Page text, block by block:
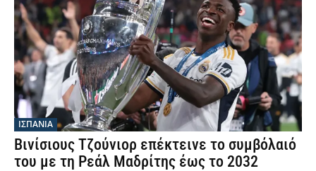
ΙΣΠΑΝΙΑ
Βινίσιους Τζούνιορ επέκτεινε το συμβόλαιό
του με τη Ρεάλ Μαδρίτης έως το 2032